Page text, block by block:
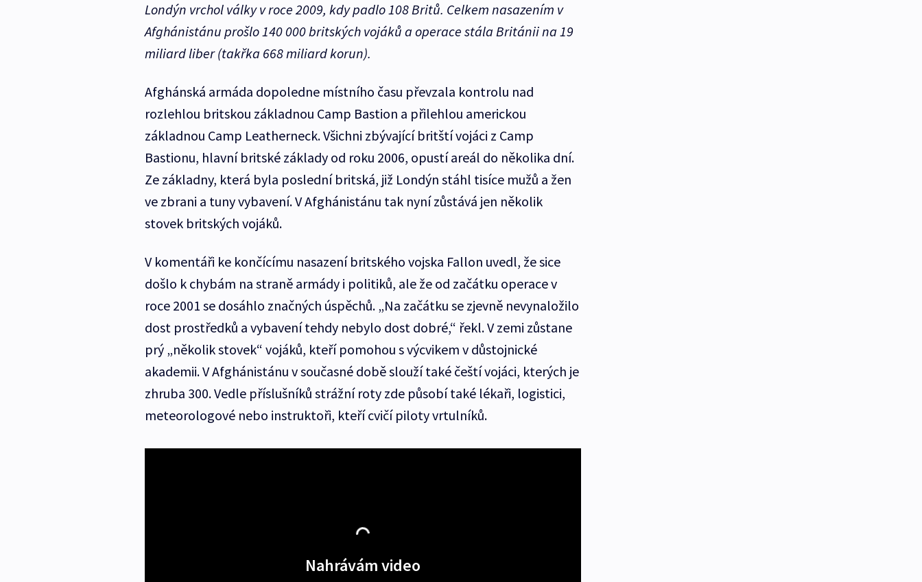
Londýn vrchol války v roce 2009, kdy padlo 108 Britů. Celkem nasazením v
Afghánistánu prošlo 140 000 britských vojáků a operace stála Británii na 19
miliard liber (takřka 668 miliard korun).
Afghánská armáda dopoledne místního času převzala kontrolu nad
rozlehlou britskou základnou Camp Bastion a přilehlou americkou
základnou Camp Leatherneck. Všichni zbývající britští vojáci z Camp
Bastionu, hlavní britské základy od roku 2006, opustí areál do několika dní.
Ze základny, která byla poslední britská, již Londýn stáhl tisíce mužů a žen
ve zbrani a tuny vybavení. V Afghánistánu tak nyní zůstává jen několik
stovek britských vojáků.
V komentáři ke končícímu nasazení britského vojska Fallon uvedl, že sice
došlo k chybám na straně armády i politiků, ale že od začátku operace v
roce 2001 se dosáhlo značných úspěchů. „Na začátku se zjevně nevynaložilo
dost prostředků a vybavení tehdy nebylo dost dobré,“ řekl. V zemi zůstane
prý „několik stovek“ vojáků, kteří pomohou s výcvikem v důstojnické
akademii. V Afghánistánu v současné době slouží také čeští vojáci, kterých je
zhruba 300. Vedle příslušníků strážní roty zde působí také lékaři, logistici,
meteorologové nebo instruktoři, kteří cvičí piloty vrtulníků.
Nahrávám video